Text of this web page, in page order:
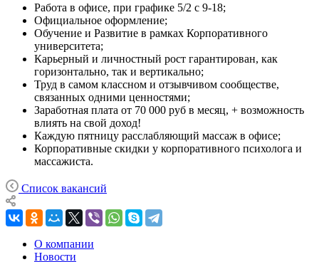
Работа в офисе, при графике 5/2 с 9-18;
Официальное оформление;
Обучение и Развитие в рамках Корпоративного
университета;
Карьерный и личностный рост гарантирован, как
горизонтально, так и вертикально;
Труд в самом классном и отзывчивом сообществе,
связанных одними ценностями;
Заработная плата от 70 000 руб в месяц, + возможность
влиять на свой доход!
Каждую пятницу расслабляющий массаж в офисе;
Корпоративные скидки у корпоративного психолога и
массажиста.
Список вакансий
О компании
Новости